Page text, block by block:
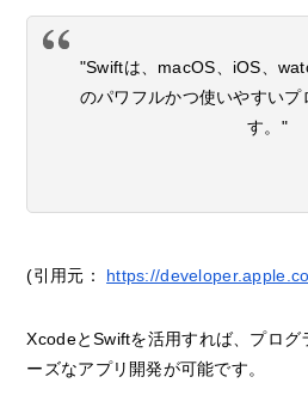
"Swiftは、macOS、iOS、
のパワフルかつ使いやすいプ
す。"
(引用元： https://
XcodeとSwiftを活用すれば、プログ
ーズなアプリ開発が可能です。